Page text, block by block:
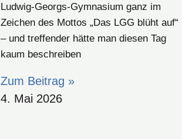
Ludwig-Georgs-Gymnasium ganz im
Zeichen des Mottos „Das LGG blüht auf“
– und treffender hätte man diesen Tag
kaum beschreiben
Zum Beitrag »
4. Mai 2026